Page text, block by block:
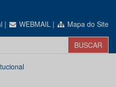
| WEBMAIL | Mapa do Site